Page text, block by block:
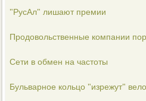
"РусАл" лишают премии
Продовольственные компании
Сети в обмен на частоты
Бульварное кольцо "изрежут"